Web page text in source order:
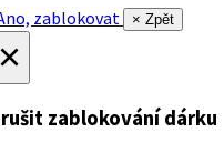
zablokovat
× Zpět
zablokování dárku